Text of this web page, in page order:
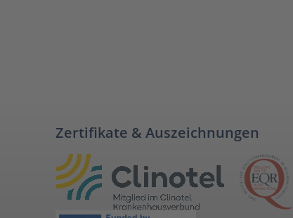
Zertifikate & Auszeichnungen